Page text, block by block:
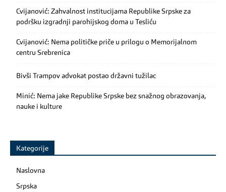
Cvijanović: Zahvalnost institucijama Republike Srpske za
podršku izgradnji parohijskog doma u Tesliću
Cvijanović: Nema političke priče u prilogu o Memorijalnom
centru Srebrenica
Bivši Trampov advokat postao državni tužilac
Minić: Nema jake Republike Srpske bez snažnog obrazovanja,
nauke i kulture
Kategorije
Naslovna
Srpska